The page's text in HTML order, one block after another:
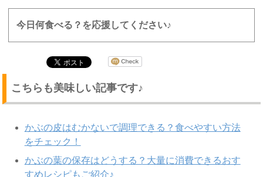
今日何食べる？を応援してください♪
こちらも美味しい記事です♪
かぶの皮はむかないで調理できる？食べやすい方法
をチェック！
かぶの葉の保存はどうする？大量に消費できるおす
すめレシピもご紹介♪